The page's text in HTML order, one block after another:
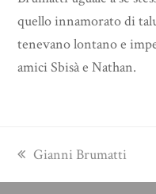
quello innamorato di
tenevano lontano e
amici Sbisà e Nathan.
previous
Gianni Brumatti